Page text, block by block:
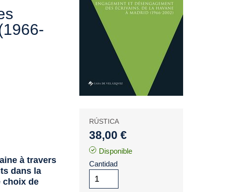
à travers
dans la
choix de
RÚSTICA
38,00 €
Disponible
Cantidad